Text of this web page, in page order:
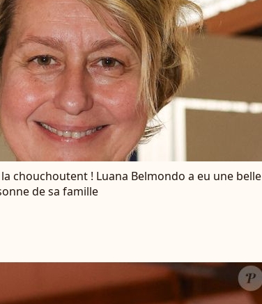
chouchoutent ! Luana Belmondo a eu une belle
de sa famille